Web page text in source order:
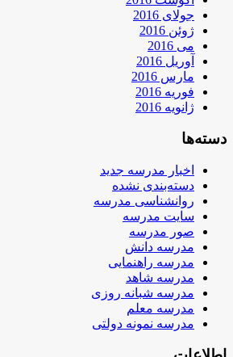
جولای 2016
ژوئن 2016
می 2016
آوریل 2016
مارس 2016
فوریه 2016
ژانویه 2016
دسته‌ها
اخبار مدرسه جدید
دسته‌بندی نشده
روانشناسی مدرسه
سایت مدرسه
صور مدرسه
مدرسه دانش
مدرسه راهنمایی
مدرسه شاهد
مدرسه شبانه روزی
مدرسه معلم
مدرسه نمونه دولتی